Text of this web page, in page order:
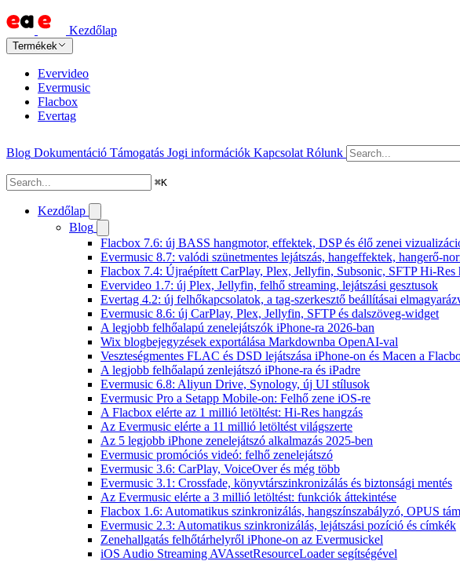
Kezdőlap
Termékek
Evervideo
Evermusic
Flacbox
Evertag
Blog Dokumentáció Támogatás Jogi információk Kapcsolat Rólunk
⌘K
Kezdőlap
Blog
Flacbox 7.6: új BASS hangmotor, effektek, DSP és élő zenei
Evermusic 8.7: valódi szünetmentes lejátszás, hangeffektek, hangerő-
Flacbox 7.4: Újraépített CarPlay, Plex, Jellyfin, Subsonic, SFTP Hi-Res
Evervideo 1.7: új Plex, Jellyfin, felhő streaming, lejátszási gesztusok
Evertag 4.2: új felhőkapcsolatok, a tag-szerkesztő beállításai
Evermusic 8.6: új CarPlay, Plex, Jellyfin, SFTP és dalszöveg-widget
A legjobb felhőalapú zenelejátszók iPhone-ra 2026-ban
Wix blogbejegyzések exportálása Markdownba OpenAI-val
Veszteségmentes FLAC és DSD lejátszása iPhone-on és Macen a
A legjobb felhőalapú zenlejátszó iPhone-ra és iPadre
Evermusic 6.8: Aliyun Drive, Synology, új UI stílusok
Evermusic Pro a Setapp Mobile-on: Felhő zene iOS-re
A Flacbox elérte az 1 millió letöltést: Hi-Res hangzás
Az Evermusic elérte a 11 millió letöltést világszerte
Az 5 legjobb iPhone zenelejátszó alkalmazás 2025-ben
Evermusic promóciós videó: felhő zenelejátszó
Evermusic 3.6: CarPlay, VoiceOver és még több
Evermusic 3.1: Crossfade, könyvtárszinkronizálás és biztonsági mentés
Az Evermusic elérte a 3 millió letöltést: funkciók áttekintése
Flacbox 1.6: Automatikus szinkronizálás, hangszínszabályzó, OPUS
Evermusic 2.3: Automatikus szinkronizálás, lejátszási pozíció és címkék
Zenehallgatás felhőtárhelyről iPhone-on az Evermusickel
iOS Audio Streaming AVAssetResourceLoader segítségével